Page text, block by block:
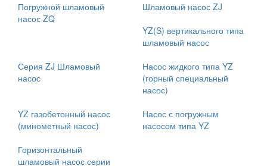
Погружной шламовый
насос ZQ
Шламовый насос ZJ
YZ(S) вертикального типа
шламовый насос
Серия ZJ Шламовый
насос
Насос жидкого типа YZ
(горный специальный
насос)
YZ газобетонный насос
(минометный насос)
Насос с погружным
насосом типа YZ
Горизонтальный
шламовый насос серии